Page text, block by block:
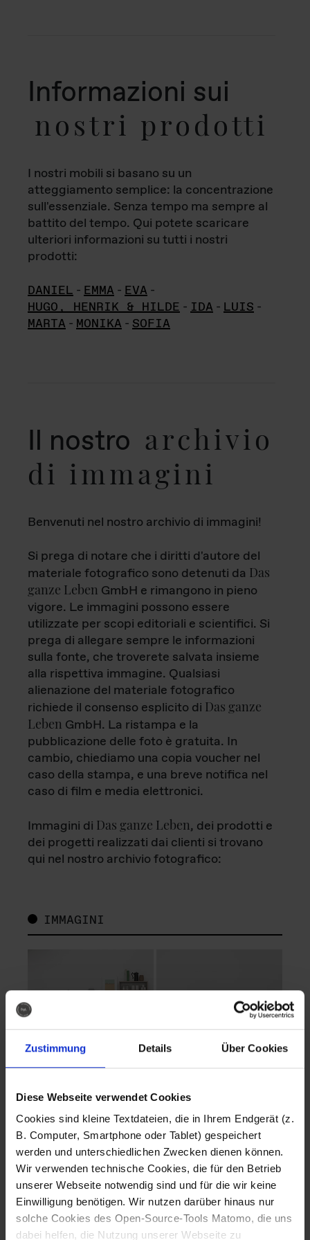
Zustimmung Details Über Cookies
Diese Webseite verwendet Cookies
Cookies sind kleine Textdateien, die in Ihrem Endgerät (z.
B. Computer, Smartphone oder Tablet) gespeichert
werden und unterschiedlichen Zwecken dienen können.
Wir verwenden technische Cookies, die für den Betrieb
unserer Webseite notwendig sind und für die wir keine
Einwilligung benötigen. Wir nutzen darüber hinaus nur
solche Cookies des Open-Source-Tools Matomo, die uns
dabei helfen, die Nutzung unserer Webseite zu
Informazioni sui
nostri prodotti
I nostri mobili si basano su un
atteggiamento semplice: la concentrazione
sull'essenziale. Senza tempo ma sempre al
battito del tempo. Qui potete scaricare
ulteriori informazioni su tutti i nostri
prodotti:
DANIEL - EMMA - EVA -
HUGO, HENRIK & HILDE - IDA - LUIS -
MARTA - MONIKA - SOFIA
Il nostro archivio
di immagini
Benvenuti nel nostro archivio di immagini!
Si prega di notare che i diritti d'autore del
materiale fotografico sono detenuti da Das
ganze Leben GmbH e rimangono in pieno
vigore. Le immagini possono essere
utilizzate per scopi editoriali e scientifici. Si
prega di allegare sempre le informazioni
sulla fonte, che troverete salvata insieme
alla rispettiva immagine. Qualsiasi
alienazione del materiale fotografico
richiede il consenso esplicito di Das ganze
Leben GmbH. La ristampa e la
pubblicazione delle foto è gratuita. In
cambio, chiediamo una copia voucher nel
caso della stampa, e una breve notifica nel
caso di film e media elettronici.
Immagini di Das ganze Leben, dei prodotti e
dei progetti realizzati dai clienti si trovano
qui nel nostro archivio fotografico:
IMMAGINI
Fotografo: Lorenz
Sternbach
Download
Fotografo: Lorenz
Sternbach
Download